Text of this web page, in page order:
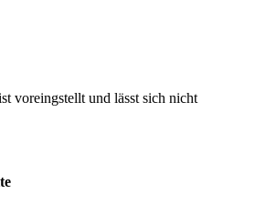
voreingstellt und lässt sich nicht